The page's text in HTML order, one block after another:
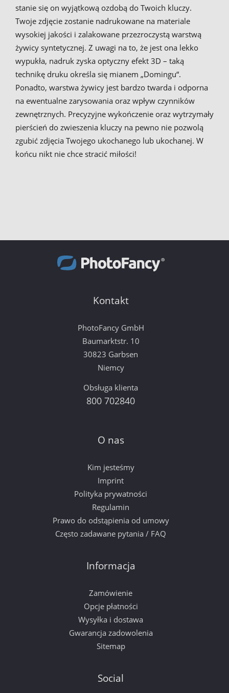
stanie się on wyjątkową ozdobą do Twoich kluczy.
Twoje zdjęcie zostanie nadrukowane na materiale
wysokiej jakości i zalakowane przezroczystą warstwą
żywicy syntetycznej. Z uwagi na to, że jest ona lekko
wypukła, nadruk zyska optyczny efekt 3D – taką
technikę druku określa się mianem „Domingu“.
Ponadto, warstwa żywicy jest bardzo twarda i odporna
na ewentualne zarysowania oraz wpływ czynników
zewnętrznych. Precyzyjne wykończenie oraz wytrzymały
pierścień do zwieszenia kluczy na pewno nie pozwolą
zgubić zdjęcia Twojego ukochanego lub ukochanej. W
końcu nikt nie chce stracić miłości!
Kontakt
PhotoFancy GmbH
Baumarktstr. 10
30823 Garbsen
Niemcy
Obsługa klienta
800 702840
O nas
Kim jesteśmy
Imprint
Polityka prywatności
Regulamin
Prawo do odstąpienia od umowy
Często zadawane pytania / FAQ
Informacja
Zamówienie
Opcje płatności
Wysyłka i dostawa
Gwarancja zadowolenia
Sitemap
Social